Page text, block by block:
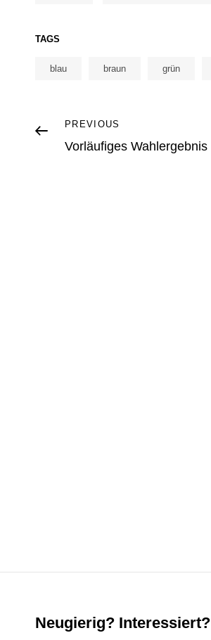
TAGS
blau braun grün
Post
navigation
Previous
Post
PREVIOUS
Vorläufiges Wahlergebnis
Neugierig? Interessiert?